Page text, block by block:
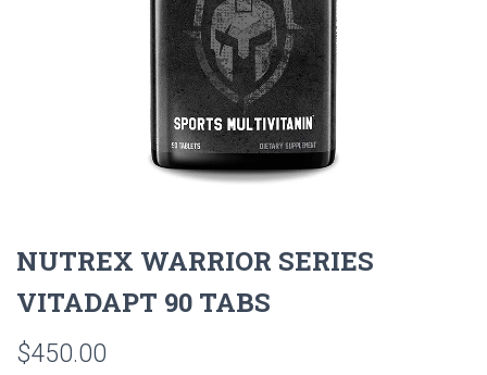
NUTREX WARRIOR SERIES
VITADAPT 90 TABS
$450.00